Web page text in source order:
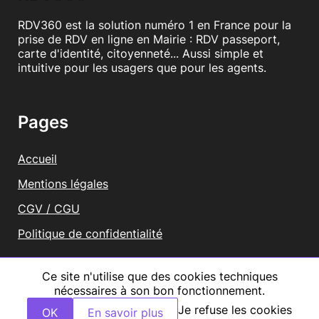
Ce site n'utilise que des cookies techniques
nécessaires à son bon fonctionnement.
OK
En savoir plus Je refuse les cookies
RDV360 est la solution numéro 1 en France pour la
prise de RDV en ligne en Mairie : RDV passeport,
carte d'identité, citoyenneté... Aussi simple et
intuitive pour les usagers que pour les agents.
Pages
Accueil
Mentions légales
CGV / CGU
Politique de confidentialité
Vous représentez une mairie ?
Tous droits réservés RDV360